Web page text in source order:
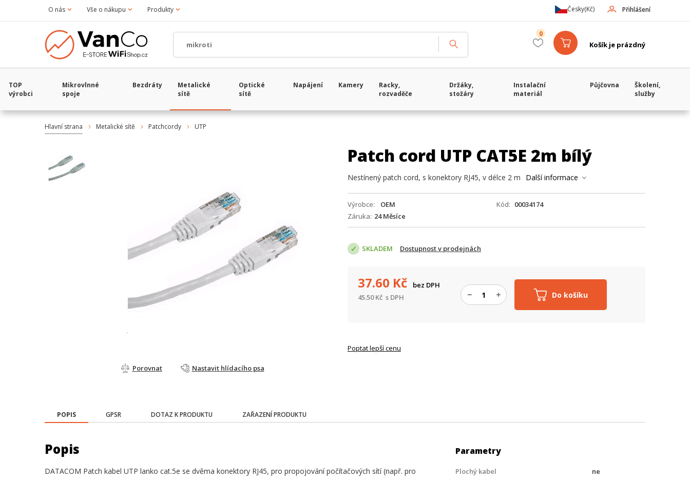
O nás Vše o nákupu Produkty Přihlášení
Česky(Kč)
Košík je prázdný
0
TOP
výrobci
Mikrovlnné
spoje
Bezdráty
Metalické
sítě
Optické
sítě
Napájení Kamery
Racky,
rozvaděče
Držáky,
stožáry
Instalační
materiál
Půjčovna
Školení,
služby
Hlavní strana Metalické sítě Patchcordy UTP
Porovnat Nastavit hlídacího psa
Patch cord UTP CAT5E 2m bílý
Nestínený patch cord, s konektory RJ45, v délce 2 m Další informace
Výrobce OEM Kód
00034174
Záruka 24 Měsíce
SKLADEM Dostupnost v prodejnách
Do košíku
37.60 Kč
bez DPH
45.50Kč s DPH
Poptat lepší cenu
POPIS GPSR DOTAZ K PRODUKTU ZAŘAZENÍ PRODUKTU
Popis
DATACOM Patch kabel UTP lanko cat.5e se dvěma konektory RJ45, pro propojování počítačových sítí (např. pro
Parametry
Plochý kabel ne